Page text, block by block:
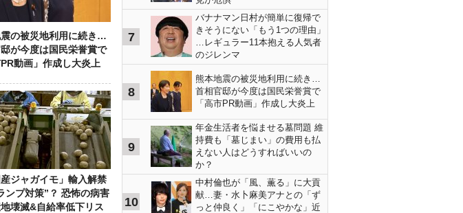
の被災地利用に続き…
が今度は国民栄誉賞で
PR動画」作成し大炎上
産ジャガイモ」輸入解禁
ンプ対策”？ 恐怖の病害
壊滅&自給率低下リス
7
バナナマン日村が簡単に復帰で
きそうにない「もう1つの理由」
…レギュラー11本抱える人気者
のジレンマ
8
熊本地震の被災地利用に続き…
首相官邸が今度は国民栄誉賞で
「高市PR動画」作成し大炎上
9
年金生活者を悩ませる墓問題 維
持費も「墓じまい」の費用も払
えない人はどうすればいいの
か？
10
中村倫也が「風、薫る」に大貢
献…妻・水卜麻美アナとの「ず
っと仲良く」「にこやかな」近